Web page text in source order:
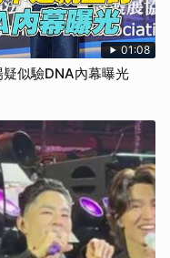
01:08
似驗DNA內幕曝光